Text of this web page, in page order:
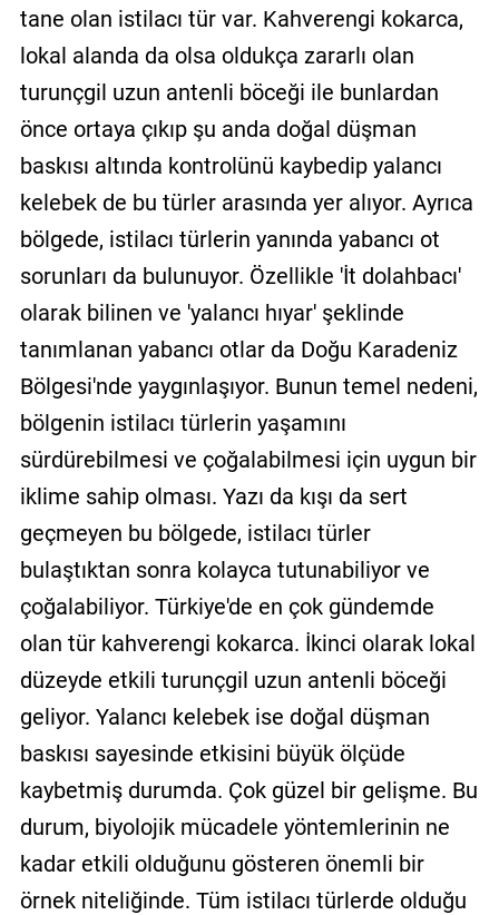
tane olan istilacı tür var. Kahverengi kokarca,
lokal alanda da olsa oldukça zararlı olan
turunçgil uzun antenli böceği ile bunlardan
önce ortaya çıkıp şu anda doğal düşman
baskısı altında kontrolünü kaybedip yalancı
kelebek de bu türler arasında yer alıyor. Ayrıca
bölgede, istilacı türlerin yanında yabancı ot
sorunları da bulunuyor. Özellikle 'İt dolahbacı'
olarak bilinen ve 'yalancı hıyar' şeklinde
tanımlanan yabancı otlar da Doğu Karadeniz
Bölgesi'nde yaygınlaşıyor. Bunun temel nedeni,
bölgenin istilacı türlerin yaşamını
sürdürebilmesi ve çoğalabilmesi için uygun bir
iklime sahip olması. Yazı da kışı da sert
geçmeyen bu bölgede, istilacı türler
bulaştıktan sonra kolayca tutunabiliyor ve
çoğalabiliyor. Türkiye'de en çok gündemde
olan tür kahverengi kokarca. İkinci olarak lokal
düzeyde etkili turunçgil uzun antenli böceği
geliyor. Yalancı kelebek ise doğal düşman
baskısı sayesinde etkisini büyük ölçüde
kaybetmiş durumda. Çok güzel bir gelişme. Bu
durum, biyolojik mücadele yöntemlerinin ne
kadar etkili olduğunu gösteren önemli bir
örnek niteliğinde. Tüm istilacı türlerde olduğu